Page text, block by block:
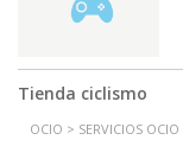
Tienda ciclismo
OCIO > SERVICIOS